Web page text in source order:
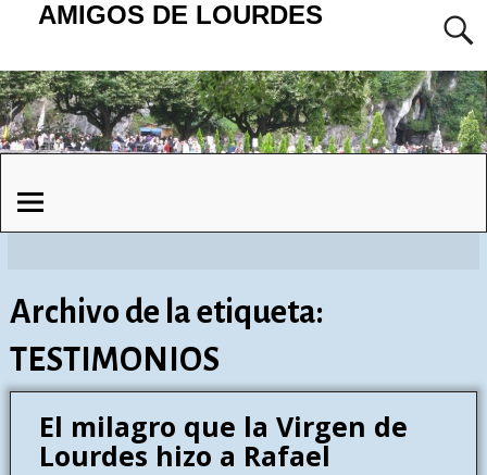
AMIGOS DE LOURDES
Archivo de la etiqueta:
TESTIMONIOS
El milagro que la Virgen de
Lourdes hizo a Rafael